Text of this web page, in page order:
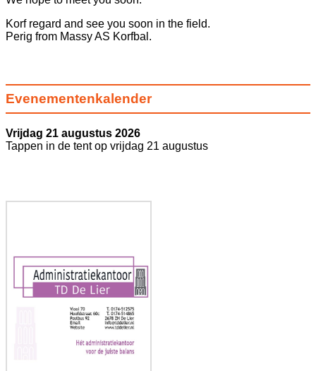
Korf regard and see you soon in the field.
Perig from Massy AS Korfbal.
Evenementenkalender
Vrijdag 21 augustus 2026
Tappen in de tent op vrijdag 21 augustus